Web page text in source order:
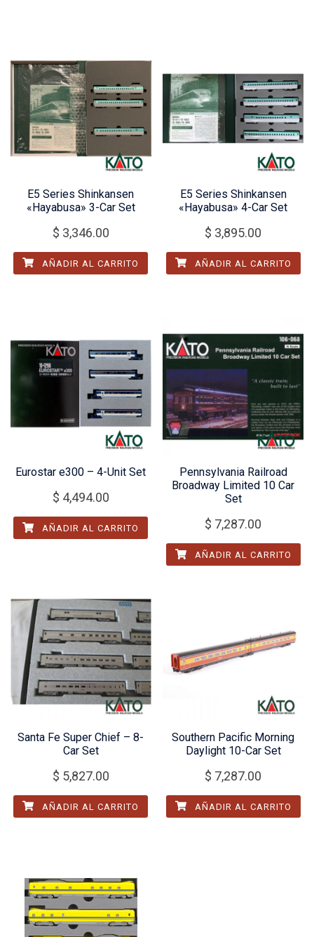
E5 Series Shinkansen
«Hayabusa» 3-Car Set
$ 3,346.00
AÑADIR AL CARRITO
E5 Series Shinkansen
«Hayabusa» 4-Car Set
$ 3,895.00
AÑADIR AL CARRITO
Eurostar e300 – 4-Unit Set
$ 4,494.00
AÑADIR AL CARRITO
Pennsylvania Railroad
Broadway Limited 10 Car
Set
$ 7,287.00
AÑADIR AL CARRITO
Santa Fe Super Chief – 8-
Car Set
$ 5,827.00
AÑADIR AL CARRITO
Southern Pacific Morning
Daylight 10-Car Set
$ 7,287.00
AÑADIR AL CARRITO